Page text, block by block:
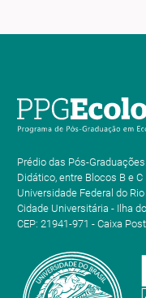
Prédio das Pós-
Didático, entre Blocos B e C
Universidade Federal do
Cidade Universitária - Ilha
CEP: 21941-971 - Caixa